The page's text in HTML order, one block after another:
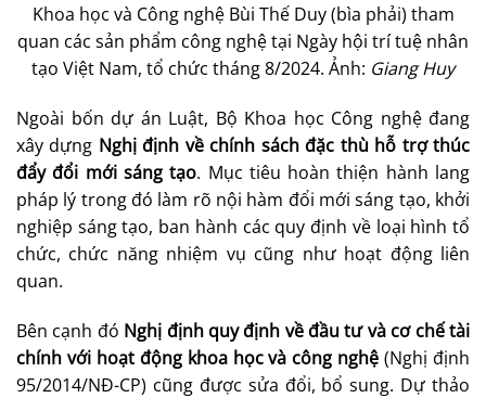
Khoa học và Công nghệ Bùi Thế Duy (bìa phải) tham
quan các sản phẩm công nghệ tại Ngày hội trí tuệ nhân
tạo Việt Nam, tổ chức tháng 8/2024. Ảnh: Giang Huy
Ngoài bốn dự án Luật, Bộ Khoa học Công nghệ đang
xây dựng Nghị định về chính sách đặc thù hỗ trợ thúc
đẩy đổi mới sáng tạo. Mục tiêu hoàn thiện hành lang
pháp lý trong đó làm rõ nội hàm đổi mới sáng tạo, khởi
nghiệp sáng tạo, ban hành các quy định về loại hình tổ
chức, chức năng nhiệm vụ cũng như hoạt động liên
quan.
Bên cạnh đó Nghị định quy định về đầu tư và cơ chế tài
chính với hoạt động khoa học và công nghệ (Nghị định
95/2014/NĐ-CP) cũng được sửa đổi, bổ sung. Dự thảo